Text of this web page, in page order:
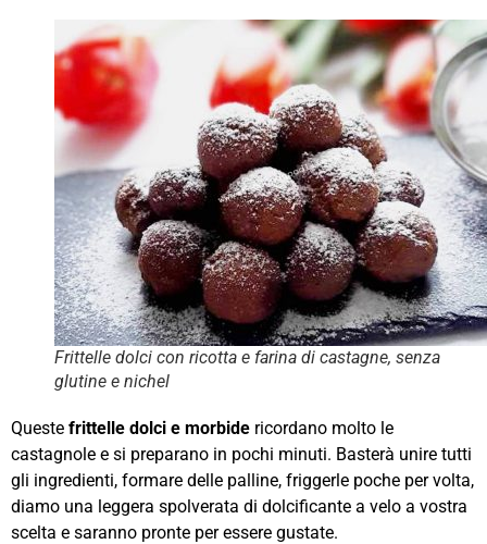
Frittelle dolci con ricotta e farina di castagne, senza
glutine e nichel
Queste frittelle dolci e morbide ricordano molto le
castagnole e si preparano in pochi minuti. Basterà unire tutti
gli ingredienti, formare delle palline, friggerle poche per volta,
diamo una leggera spolverata di dolcificante a velo a vostra
scelta e saranno pronte per essere gustate.